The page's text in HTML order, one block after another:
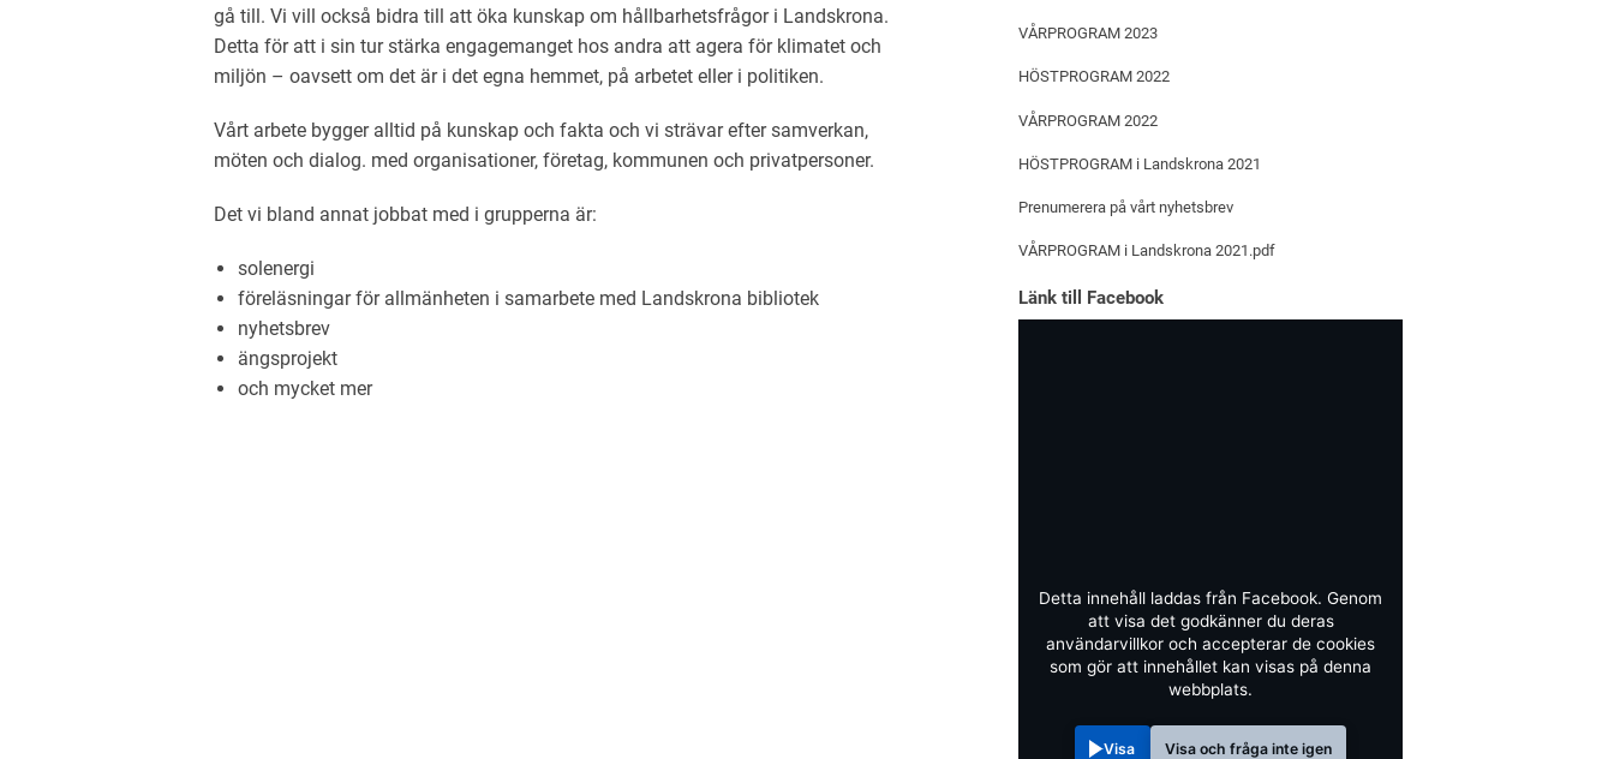
gå till. Vi vill också bidra till att öka kunskap om hållbarhetsfrågor i Landskrona.
Detta för att i sin tur stärka engagemanget hos andra att agera för klimatet och
miljön – oavsett om det är i det egna hemmet, på arbetet eller i politiken.
Vårt arbete bygger alltid på kunskap och fakta och vi strävar efter samverkan,
möten och dialog. med organisationer, företag, kommunen och privatpersoner.
Det vi bland annat jobbat med i grupperna är:
solenergi
föreläsningar för allmänheten i samarbete med Landskrona bibliotek
nyhetsbrev
ängsprojekt
och mycket mer
VÅRPROGRAM 2023
HÖSTPROGRAM 2022
VÅRPROGRAM 2022
HÖSTPROGRAM i Landskrona 2021
Prenumerera på vårt nyhetsbrev
VÅRPROGRAM i Landskrona 2021.pdf
Länk till Facebook
Detta innehåll laddas från Facebook. Genom
att visa det godkänner du deras
användarvillkor och accepterar de cookies
som gör att innehållet kan visas på denna
webbplats.
Visa Visa och fråga inte igen